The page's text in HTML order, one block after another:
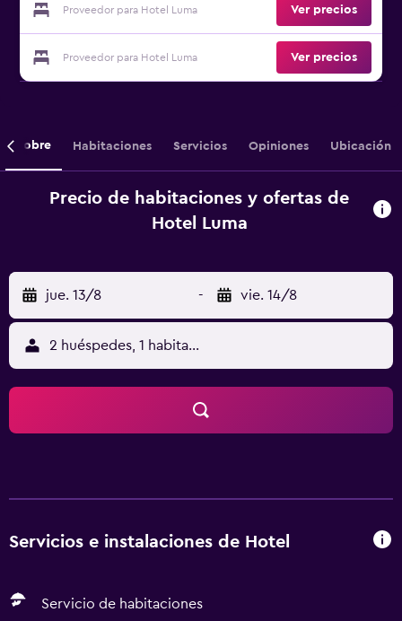
Proveedor para Hotel Luma Ver precios
Proveedor para Hotel Luma Ver precios
Sobre Habitaciones Servicios Opiniones Ubicación
Precio de habitaciones y ofertas de
Hotel Luma
jue. 13/8 - vie. 14/8
2 huéspedes, 1 habitación
Servicios e instalaciones de Hotel
Servicio de habitaciones